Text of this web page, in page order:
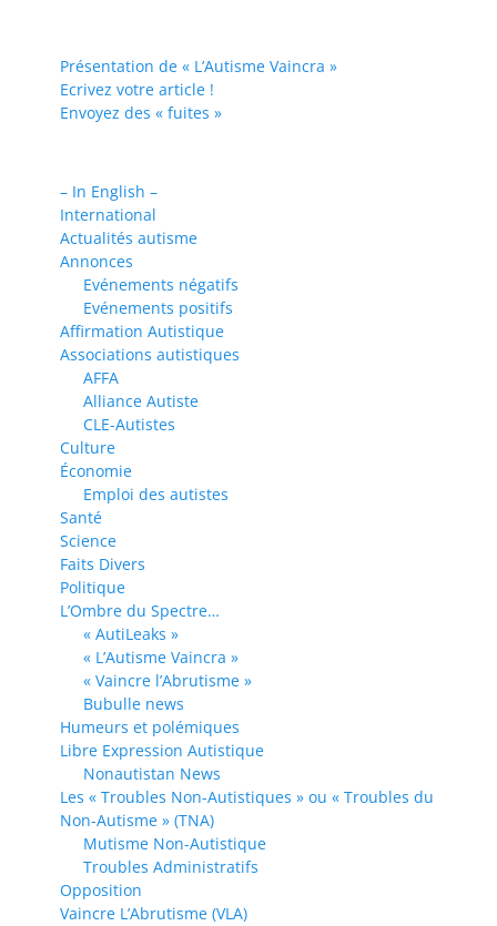
Présentation de « L’Autisme Vaincra »
Ecrivez votre article !
Envoyez des « fuites »
– In English –
International
Actualités autisme
Annonces
Evénements négatifs
Evénements positifs
Affirmation Autistique
Associations autistiques
AFFA
Alliance Autiste
CLE-Autistes
Culture
Économie
Emploi des autistes
Santé
Science
Faits Divers
Politique
L’Ombre du Spectre…
« AutiLeaks »
« L’Autisme Vaincra »
« Vaincre l’Abrutisme »
Bubulle news
Humeurs et polémiques
Libre Expression Autistique
Nonautistan News
Les « Troubles Non-Autistiques » ou « Troubles du
Non-Autisme » (TNA)
Mutisme Non-Autistique
Troubles Administratifs
Opposition
Vaincre L’Abrutisme (VLA)